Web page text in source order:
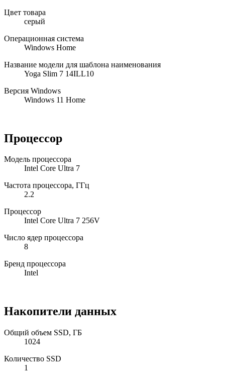
Цвет товара
серый
Операционная система
Windows Home
Название модели для шаблона наименования
Yoga Slim 7 14ILL10
Версия Windows
Windows 11 Home
Процессор
Модель процессора
Intel Core Ultra 7
Частота процессора, ГГц
2.2
Процессор
Intel Core Ultra 7 256V
Число ядер процессора
8
Бренд процессора
Intel
Накопители данных
Общий объем SSD, ГБ
1024
Количество SSD
1